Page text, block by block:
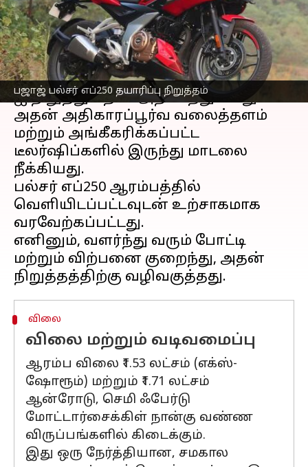
பஜாஜ் பல்சர் எப்250 தயாரிப்பு நிறுத்தம்
எழுதியவர் Sekar Chinnappan Jan 04, 2025 06:22 pm
செய்தி முன்னோட்டம்
பஜாஜ்ஆட்டோ 2025 இல்பல்சர்எப்250
ஐ நிறுத்துவதாக அறிவித்துள்ளது.
அதன் அதிகாரப்பூர்வ வலைத்தளம்
மற்றும் அங்கீகரிக்கப்பட்ட
டீலர்ஷிப்களில் இருந்து மாடலை
நீக்கியது.
பல்சர் எப்250 ஆரம்பத்தில்
வெளியிடப்பட்டவுடன் உற்சாகமாக
வரவேற்கப்பட்டது.
எனினும், வளர்ந்து வரும் போட்டி
மற்றும் விற்பனை குறைந்து, அதன்
விலை
விலை மற்றும் வடிவமைப்பு
ஆரம்ப விலை ₹1.53 லட்சம் (எக்ஸ்-
ஷோரூம்) மற்றும் ₹1.71 லட்சம்
ஆன்ரோடு, செமி ஃபேர்டு
மோட்டார்சைக்கிள் நான்கு வண்ண
விருப்பங்களில் கிடைக்கும்.
இது ஒரு நேர்த்தியான, சமகால